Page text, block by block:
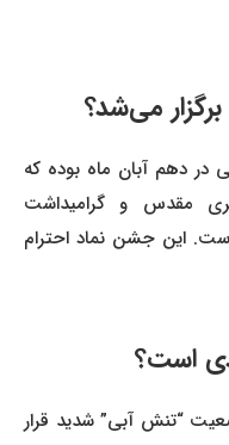
می‌شد؟
در دهم آبان ماه بوده که
مقدس و گرامیداشت
است. این جشن نماد احترام
است؟
“تنش آبی” شدید قرار